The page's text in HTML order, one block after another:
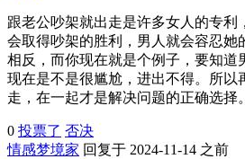
跟老公吵架就出走是许多女人的专利
会取得吵架的胜利，男人就会容忍她
相反，而你现在就是个例子，要知道
现在是不是很尴尬，进出不得。所以
走，在一起才是解决问题的正确选择。
0 投票了 否决
情感梦境家 回复于 2024-11-14 之前